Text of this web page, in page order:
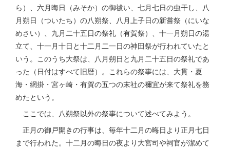
ら）、六月晦日（みそか）の御祓い、七月七日の虫干し、八
月朔日（ついたち）の八朔祭、八月上子日の新嘗祭（にいな
めさい）、九月二十五日の祭礼（有賀祭）、十一月朔日の湯
立て、十一月十日と十二月二一日の神田祭が行われていたと
いう。このうち大祭は、八月朔日と九月二十五日の祭礼であ
った（日付はすべて旧暦）。これらの祭事には、大貫・夏
海・網掛・宮ヶ崎・有賀の五つの末社の禰宜が来て祭礼を務
めたという。
ここでは、八朔祭以外の祭事について述べてみよう。
正月の御戸開きの行事は、毎年十二月の晦日より正月七日
まで行われた。十二月の晦日の夜より大宮司や祠官が潔めて